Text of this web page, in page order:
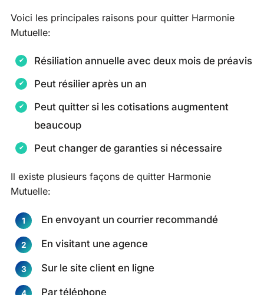
Voici les principales raisons pour quitter Harmonie
Mutuelle:
Résiliation annuelle avec deux mois de préavis
Peut résilier après un an
Peut quitter si les cotisations augmentent
beaucoup
Peut changer de garanties si nécessaire
Il existe plusieurs façons de quitter Harmonie
Mutuelle:
En envoyant un courrier recommandé
En visitant une agence
Sur le site client en ligne
Par téléphone